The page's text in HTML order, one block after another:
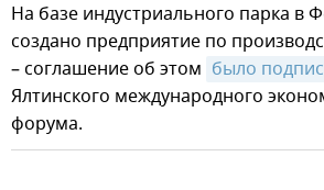
На базе индустриального парка в
создано предприятие по
– соглашение об этом было
Ялтинского международного
форума.